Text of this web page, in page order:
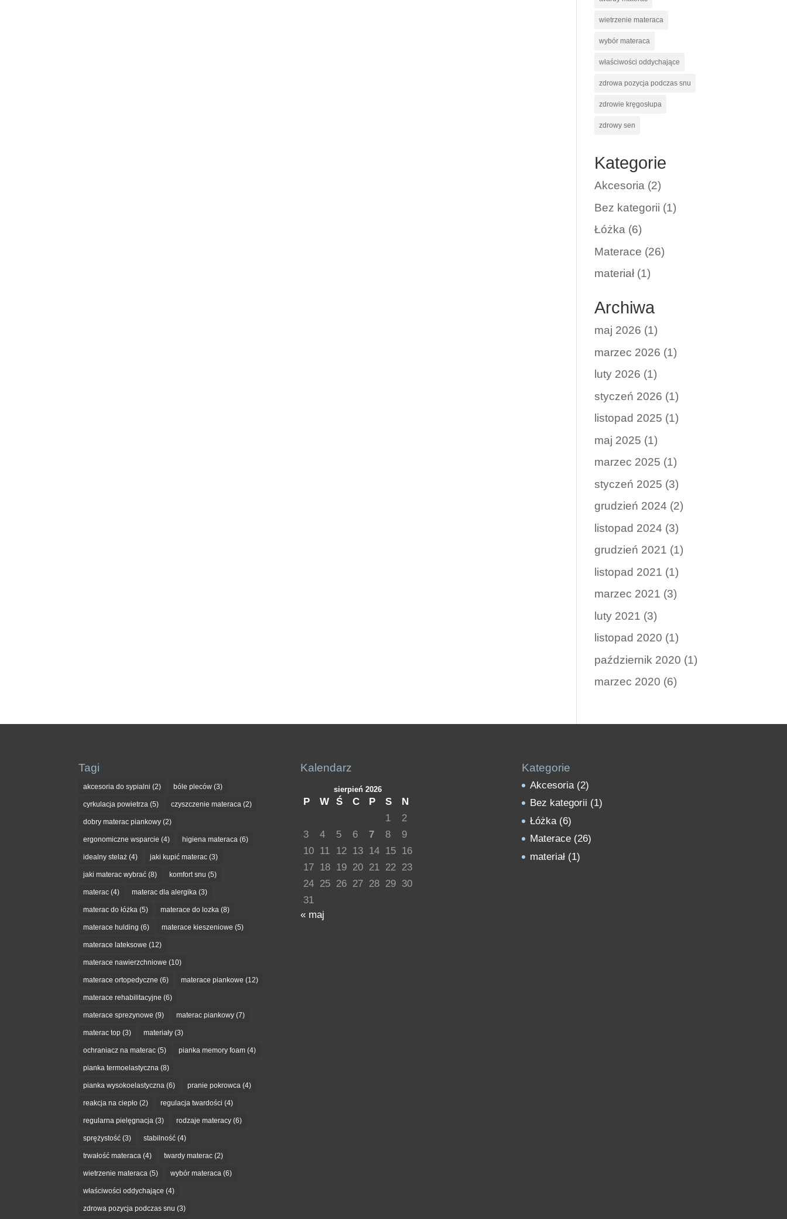
wietrzenie materaca
wybór materaca
właściwości oddychające
zdrowa pozycja podczas snu
zdrowie kręgosłupa
zdrowy sen
Kategorie
Akcesoria (2)
Bez kategorii (1)
Łóżka (6)
Materace (26)
materiał (1)
Archiwa
maj 2026 (1)
marzec 2026 (1)
luty 2026 (1)
styczeń 2026 (1)
listopad 2025 (1)
maj 2025 (1)
marzec 2025 (1)
styczeń 2025 (3)
grudzień 2024 (2)
listopad 2024 (3)
grudzień 2021 (1)
listopad 2021 (1)
marzec 2021 (3)
luty 2021 (3)
listopad 2020 (1)
październik 2020 (1)
marzec 2020 (6)
Tagi
akcesoria do sypialni (2) bóle pleców (3)
cyrkulacja powietrza (5) czyszczenie materaca (2)
dobry materac piankowy (2)
ergonomiczne wsparcie (4) higiena materaca (6)
idealny stelaż (4) jaki kupić materac (3)
jaki materac wybrać (8) komfort snu (5)
materac (4) materac dla alergika (3)
materac do łóżka (5) materace do lozka (8)
materace hulding (6) materace kieszeniowe (5)
materace lateksowe (12)
materace nawierzchniowe (10)
materace ortopedyczne (6) materace piankowe (12)
materace rehabilitacyjne (6)
materace sprezynowe (9) materac piankowy (7)
materac top (3) materiały (3)
ochraniacz na materac (5) pianka memory foam (4)
pianka termoelastyczna (8)
pianka wysokoelastyczna (6) pranie pokrowca (4)
reakcja na ciepło (2) regulacja twardości (4)
regularna pielęgnacja (3) rodzaje materacy (6)
sprężystość (3) stabilność (4)
trwałość materaca (4) twardy materac (2)
wietrzenie materaca (5) wybór materaca (6)
właściwości oddychające (4)
zdrowa pozycja podczas snu (3)
Kalendarz
sierpień 2026
P W Ś C P S
N
1
2
3
4 5 6 7 8
9
10
11 12 13 14 15
16
17
18 19 20 21 22
23
24
25 26 27 28 29
30
31
« maj
Kategorie
Akcesoria(2)
Bez kategorii (1)
Łóżka(6)
Materace(26)
materiał(1)